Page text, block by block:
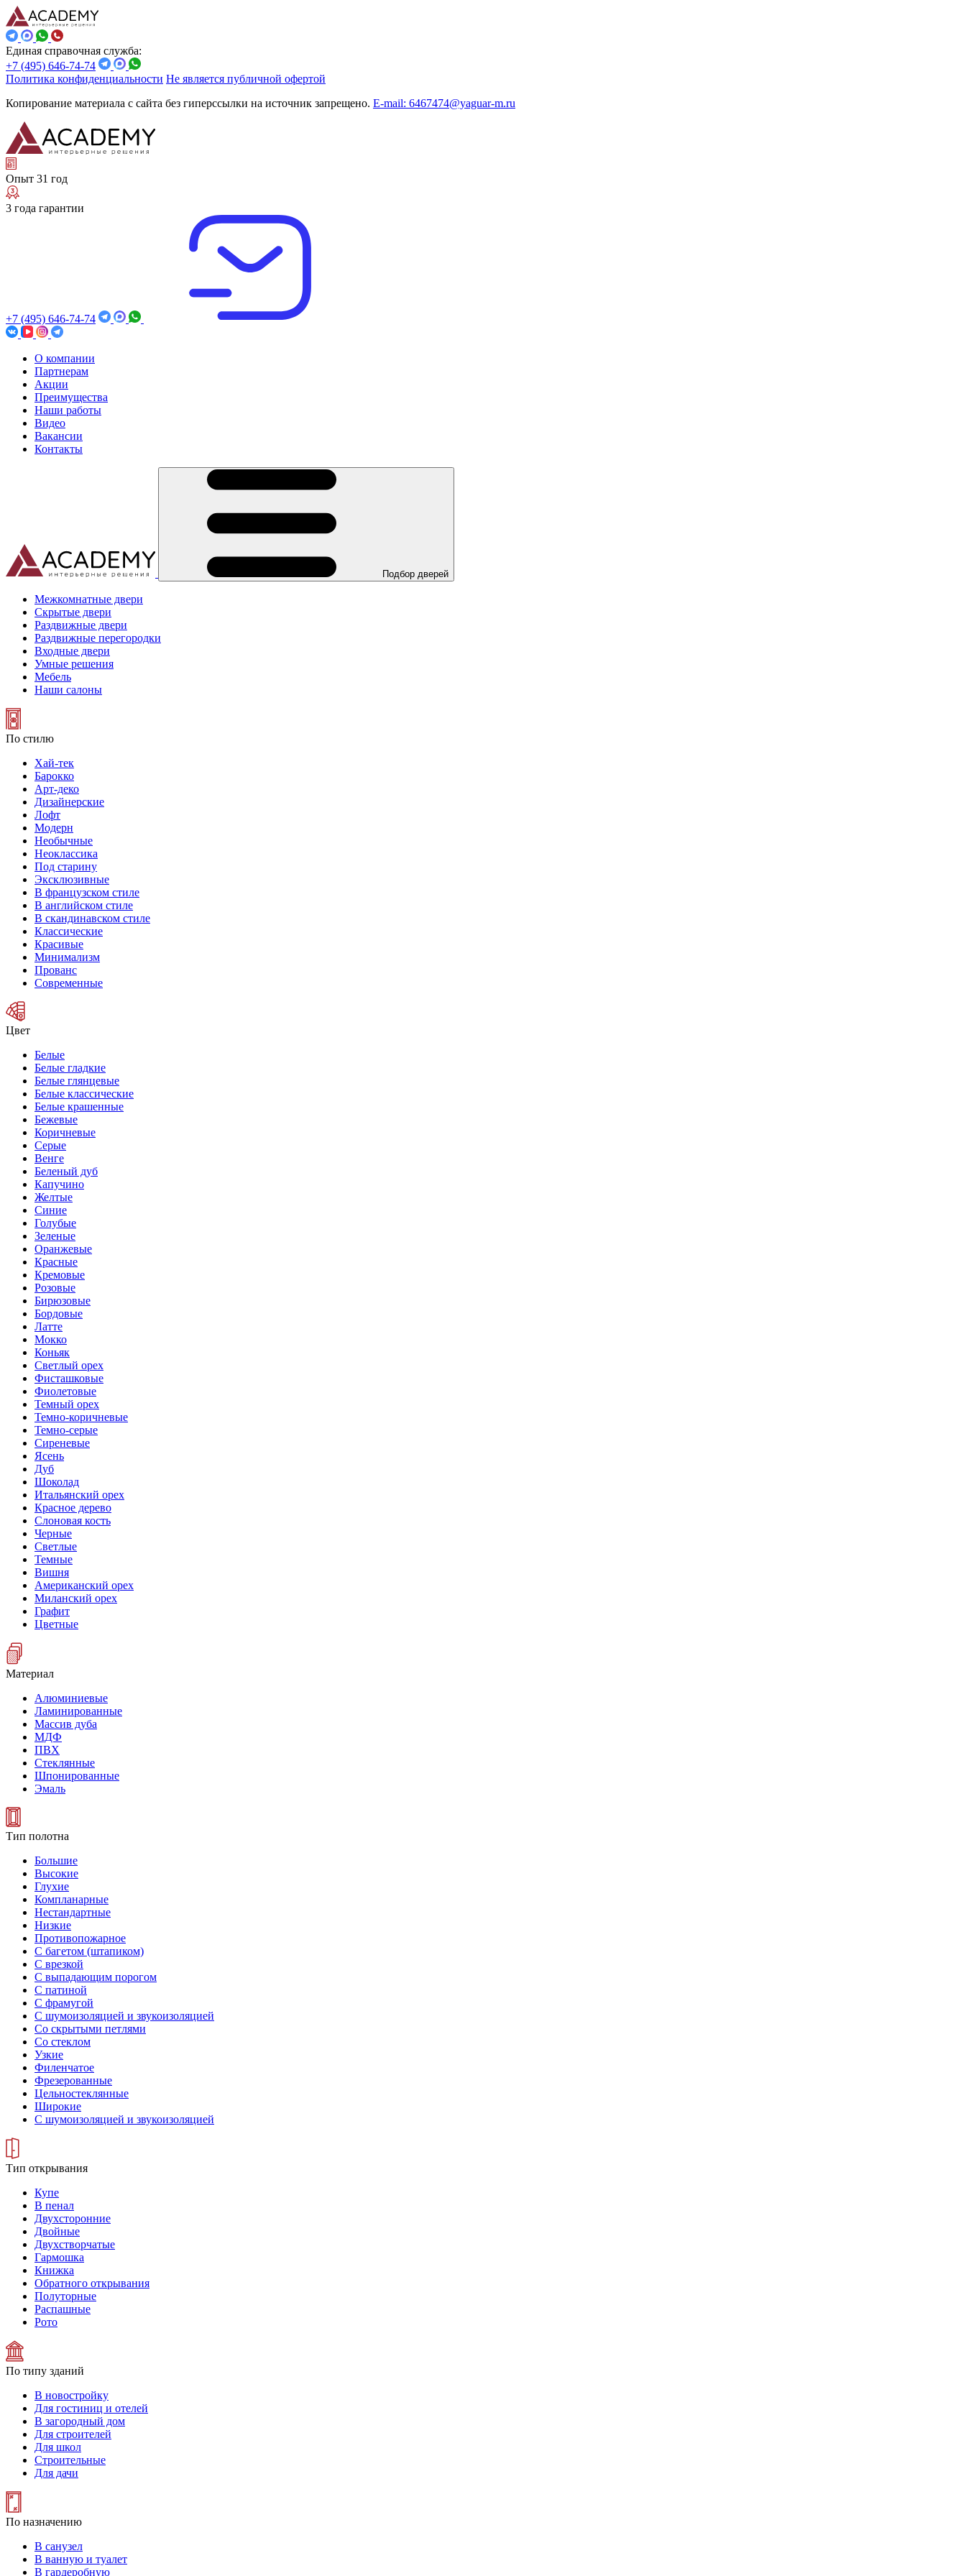
Единая справочная служба:
+7 (495) 646-74-74
Политика конфиденциальности Не является публичной офертой
Копирование материала с сайта без гиперссылки на источник запрещено. E-mail: 6467474@yaguar-m.ru
Опыт 31 год
3 года гарантии
+7 (495) 646-74-74
О компании
Партнерам
Акции
Преимущества
Наши работы
Видео
Вакансии
Контакты
Подбор дверей
Межкомнатные двери
Скрытые двери
Раздвижные двери
Раздвижные перегородки
Входные двери
Умные решения
Мебель
Наши салоны
По стилю
Хай-тек
Барокко
Арт-деко
Дизайнерские
Лофт
Модерн
Необычные
Неоклассика
Под старину
Эксклюзивные
В французском стиле
В английском стиле
В скандинавском стиле
Классические
Красивые
Минимализм
Прованс
Современные
Цвет
Белые
Белые гладкие
Белые глянцевые
Белые классические
Белые крашенные
Бежевые
Коричневые
Серые
Венге
Беленый дуб
Капучино
Желтые
Синие
Голубые
Зеленые
Оранжевые
Красные
Кремовые
Розовые
Бирюзовые
Бордовые
Латте
Мокко
Коньяк
Светлый орех
Фисташковые
Фиолетовые
Темный орех
Темно-коричневые
Темно-серые
Сиреневые
Ясень
Дуб
Шоколад
Итальянский орех
Красное дерево
Слоновая кость
Черные
Светлые
Темные
Вишня
Американский орех
Миланский орех
Графит
Цветные
Материал
Алюминиевые
Ламинированные
Массив дуба
МДФ
ПВХ
Стеклянные
Шпонированные
Эмаль
Тип полотна
Большие
Высокие
Глухие
Компланарные
Нестандартные
Низкие
Противопожарное
С багетом (штапиком)
С врезкой
С выпадающим порогом
С патиной
С фрамугой
С шумоизоляцией и звукоизоляцией
Со скрытыми петлями
Со стеклом
Узкие
Филенчатое
Фрезерованные
Цельностеклянные
Широкие
С шумоизоляцией и звукоизоляцией
Тип открывания
Купе
В пенал
Двухсторонние
Двойные
Двухстворчатые
Гармошка
Книжка
Обратного открывания
Полуторные
Распашные
Рото
По типу зданий
В новостройку
Для гостиниц и отелей
В загородный дом
Для строителей
Для школ
Строительные
Для дачи
По назначению
В санузел
В ванную и туалет
В гардеробную